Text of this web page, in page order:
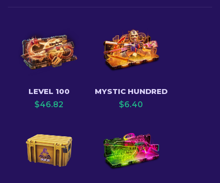
LEVEL 100
$46.82
MYSTIC HUNDRED
$6.40